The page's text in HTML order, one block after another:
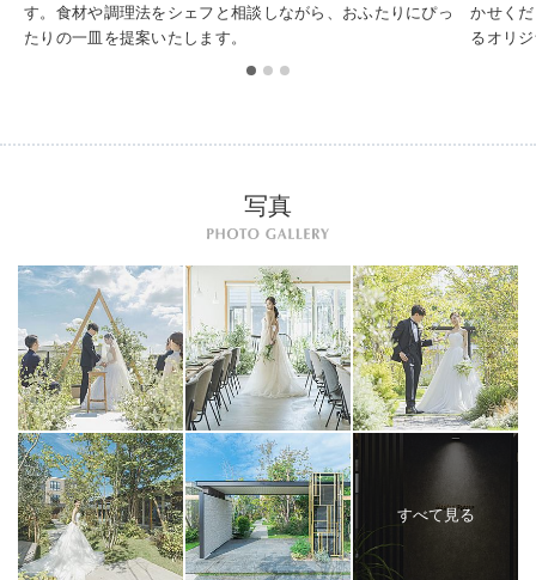
す。食材や調理法をシェフと相談しながら、おふたりにぴっ
たりの一皿を提案いたします。
かせく
るオリ
写真
すべて見る